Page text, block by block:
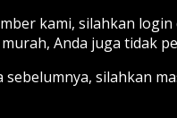
kami, silahkan
Anda juga tidak
sebelumnya, silahkan